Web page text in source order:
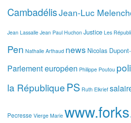
CambadélisJean-Luc
Jean Lassalle Jean Paul Huchon Justice Les
Pen Nathalie Arthaud news Nicolas
Parlement européen Philippe Poutou
la République PS Ruth Elkrief
Pecresse Vierge Marie